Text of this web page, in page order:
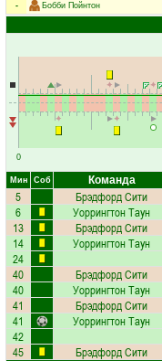
-
Бобби Пойнтон
0
Мин Соб Команда
5 Брэдфорд Сити
6 Уоррингтон Таун
13 Брэдфорд Сити
14 Уоррингтон Таун
24
40 Брэдфорд Сити
40 Уоррингтон Таун
41 Брэдфорд Сити
41 Уоррингтон Таун
42
45 Брэдфорд Сити